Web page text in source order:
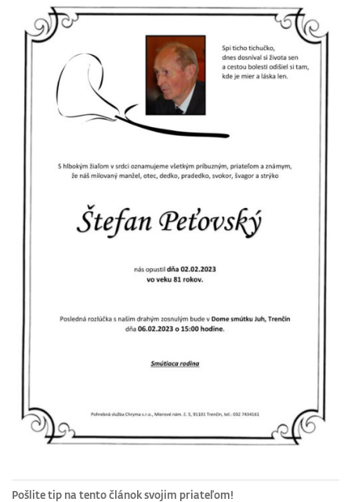
Pošlite tip na tento článok svojim priateľom!